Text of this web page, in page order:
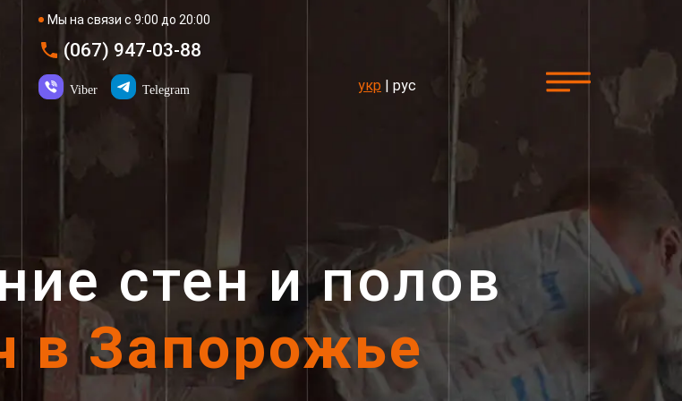
Мы на связи с 9:00 до 20:00
(067) 947-03-88
Viber Telegram укр | рус
стен и полов
в Запорожье